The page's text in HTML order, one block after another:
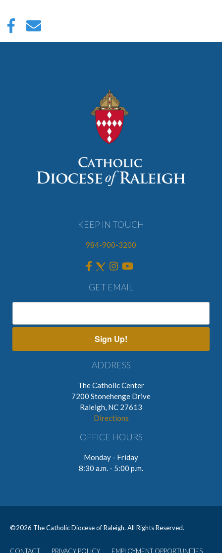
KEEP IN TOUCH
984-900-3200
GET EMAIL
Sign Up!
ADDRESS
The Catholic Center
7200 Stonehenge Drive
Raleigh, NC 27613
Directions
OFFICE HOURS
Monday - Friday
8:30 a.m. - 5:00 p.m.
©2026 The Catholic Diocese of Raleigh. All Rights Reserved.
CONTACT PRIVACY POLICY EMPLOYMENT OPPORTUNITIES